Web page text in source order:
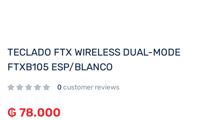
TECLADO FTX WIRELESS DUAL-MODE
FTXB105 ESP/BLANCO
0 customer reviews
₲ 78.000